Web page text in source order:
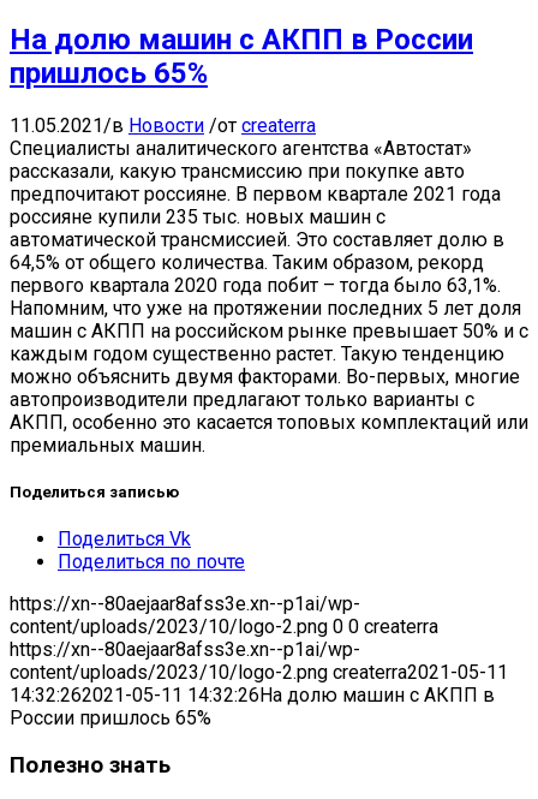
На долю машин с АКПП в России
пришлось 65%
11.05.2021/в Новости /от createrra
Специалисты аналитического агентства «Автостат»
рассказали, какую трансмиссию при покупке авто
предпочитают россияне. В первом квартале 2021 года
россияне купили 235 тыс. новых машин с
автоматической трансмиссией. Это составляет долю в
64,5% от общего количества. Таким образом, рекорд
первого квартала 2020 года побит – тогда было 63,1%.
Напомним, что уже на протяжении последних 5 лет доля
машин с АКПП на российском рынке превышает 50% и с
каждым годом существенно растет. Такую тенденцию
можно объяснить двумя факторами. Во-первых, многие
автопроизводители предлагают только варианты с
АКПП, особенно это касается топовых комплектаций или
премиальных машин.
Поделиться записью
Поделиться Vk
Поделиться по почте
https://xn--80aejaar8afss3e.xn--p1ai/wp-
content/uploads/2023/10/logo-2.png 0 0 createrra
https://xn--80aejaar8afss3e.xn--p1ai/wp-
content/uploads/2023/10/logo-2.png createrra2021-05-11
14:32:262021-05-11 14:32:26 На долю машин с АКПП в
России пришлось 65%
Полезно знать